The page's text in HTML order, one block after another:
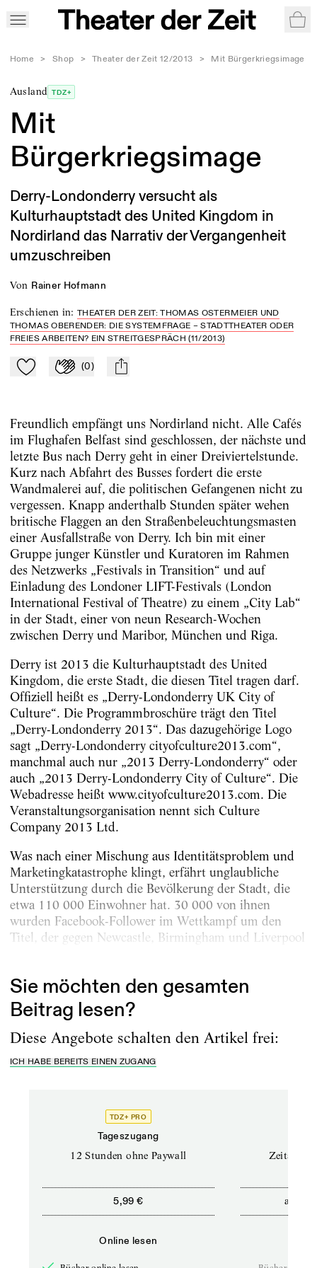
Home > Shop > Theater der Zeit 12/2013 > Mit Bürgerkriegsimage
Ausland TDZ+
Mit
Bürgerkriegsimage
Derry-Londonderry versucht als
Kulturhauptstadt des United Kingdom in
Nordirland das Narrativ der Vergangenheit
umzuschreiben
von Rainer Hofmann
Erschienen in:THEATER DER ZEIT: THOMAS OSTERMEIER UND
THOMAS OBERENDER: DIE SYSTEMFRAGE – STADTTHEATER ODER
FREIES ARBEITEN? EIN STREITGESPRÄCH (11/2013)
Zu Mein-TdZ hinzufügen
Applaudieren
(0) mail
Freundlich empfängt uns Nordirland nicht. Alle Cafés
im Flughafen Belfast sind geschlossen, der nächste und
letzte Bus nach Derry geht in einer Dreiviertelstunde.
Kurz nach Abfahrt des Busses fordert die erste
Wandmalerei auf, die politischen Gefangenen nicht zu
vergessen. Knapp anderthalb Stunden später wehen
britische Flaggen an den Straßenbeleuchtungsmasten
einer Ausfallstraße von Derry. Ich bin mit einer
Gruppe junger Künstler und Kuratoren im Rahmen
des Netzwerks „Festivals in Transition“ und auf
Einladung des Londoner LIFT-Festivals (London
International Festival of Theatre) zu einem „City Lab“
in der Stadt, einer von neun Research-Wochen
zwischen Derry und Maribor, München und Riga.
Derry ist 2013 die Kulturhauptstadt des United
Kingdom, die erste Stadt, die diesen Titel tragen darf.
Offiziell heißt es „Derry-Londonderry UK City of
Culture“. Die Programmbroschüre trägt den Titel
„Derry-Londonderry 2013“. Das dazugehörige Logo
sagt „Derry-Londonderry cityofculture2013.com“,
manchmal auch nur „2013 Derry-Londonderry“ oder
auch „2013 Derry-Londonderry City of Culture“. Die
Webadresse heißt www.cityofculture2013.com. Die
Veranstaltungsorganisation nennt sich Culture
Company 2013 Ltd.
Was nach einer Mischung aus Identitätsproblem und
Marketingkatastrophe klingt, erfährt unglaubliche
Unterstützung durch die Bevölkerung der Stadt, die
etwa 110 000 Einwohner hat. 30 000 von ihnen
wurden Facebook-Follower im Wettkampf um den
Titel, der gegen Newcastle, Birmingham und Liverpool
Sie möchten den gesamten
Beitrag lesen?
Diese Angebote schalten den Artikel frei:
ICH HABE BEREITS EINEN ZUGANG
TDZ+ PRO
Tageszugang
12 Stunden ohne Paywall
5,99 €
Online lesen
ab